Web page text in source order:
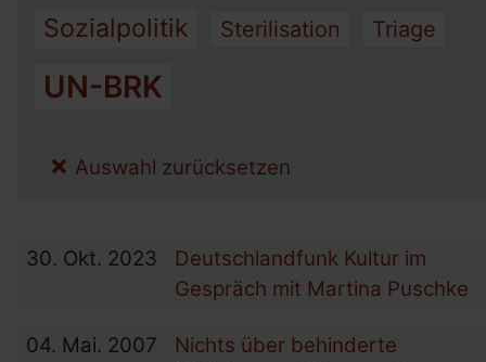
Sozialpolitik
Sterilisation Triage
UN-BRK
Auswahl zurücksetzen
30. Okt. 2023
Deutschlandfunk Kultur im
Gespräch mit Martina Puschke
04. Mai. 2007
Nichts über behinderte